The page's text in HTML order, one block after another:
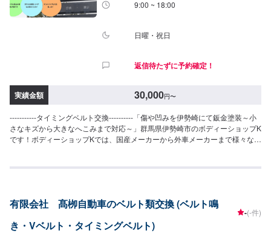
9:00 ~ 18:00
日曜・祝日
返信待たずに予約確定！
実績金額 30,000円〜
-----------タイミングベルト交換----------「傷や凹みを伊勢崎にて鈑金塗装～小
さなキズから大きなへこみまで対応～」群馬県伊勢崎市のボディーショップK
です！ボディーショップKでは、国産メーカーから外車メーカーまで様々なお
せや剥げなどお客様の大切な愛車をプロの技でお直しいたします。お困りの
す。フロンガス交換機有！最新車種のエアコン修理も対応できます！全員業
界歴20年以上の大ベテランの作業員です。お客様の愛車をご安心してお任せ
ください！--------------------------------------------------【1】オファーにてお問い合
有限会社 髙栁自動車のベルト類交換 (ベルト鳴
き・Vベルト・タイミングベルト)
-(-件)